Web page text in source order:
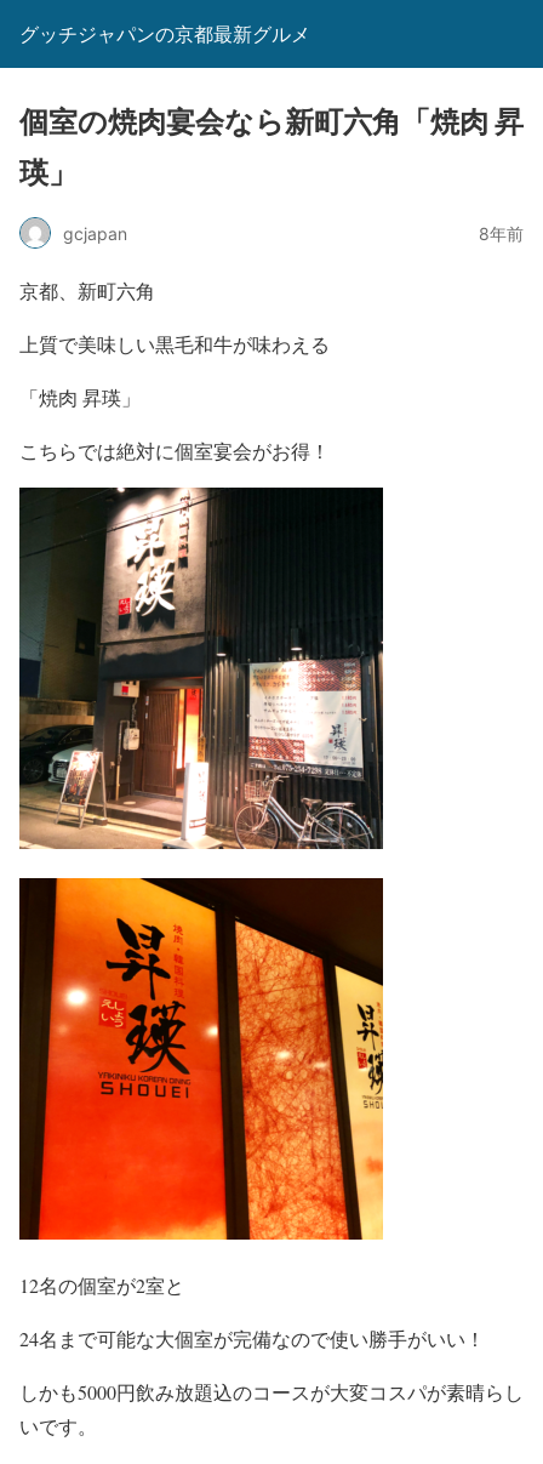
グッチジャパンの京都最新グルメ
個室の焼肉宴会なら新町六角「焼肉 昇
瑛」
gcjapan 8年前
京都、新町六角
上質で美味しい黒毛和牛が味わえる
「焼肉 昇瑛」
こちらでは絶対に個室宴会がお得！
12名の個室が2室と
24名まで可能な大個室が完備なので使い勝手がいい！
しかも5000円飲み放題込のコースが大変コスパが素晴らし
いです。